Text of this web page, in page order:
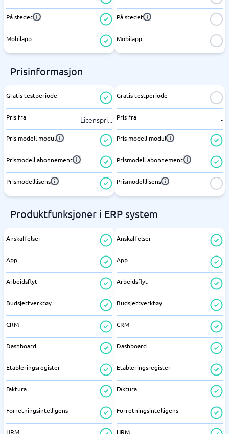
På stedet
Mobilapp
På stedet
Mobilapp
Prisinformasjon
Gratis testperiode
Pris fra Licenspri...
Pris modell modul
Prismodell abonnement
Prismodelllisens
Gratis testperiode
Pris fra -
Pris modell modul
Prismodell abonnement
Prismodelllisens
Produktfunksjoner i ERP system
Anskaffelser
App
Arbeidsflyt
Budsjettverktøy
CRM
Dashboard
Etableringsregister
Faktura
Forretningsintelligens
HRM
Anskaffelser
App
Arbeidsflyt
Budsjettverktøy
CRM
Dashboard
Etableringsregister
Faktura
Forretningsintelligens
HRM